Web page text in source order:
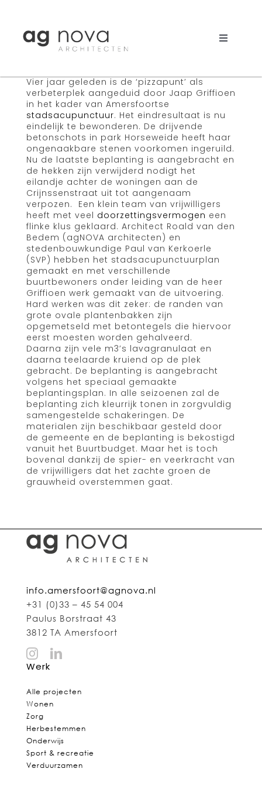
Toggle
Nieuws
Aanpak
Bureau
Search
for:
Vier jaar geleden is de ‘pizzapunt’ als
verbeterplek aangeduid door Jaap Griffioen
in het kader van Amersfoortse
stadsacupunctuur. Het eindresultaat is nu
eindelijk te bewonderen. De drijvende
betonschots in park Horseweide heeft haar
ongenaakbare stenen voorkomen ingeruild.
Nu de laatste beplanting is aangebracht en
de hekken zijn verwijderd nodigt het
eilandje achter de woningen aan de
Crijnssenstraat uit tot aangenaam
verpozen. Een klein team van vrijwilligers
heeft met veel doorzettingsvermogen een
flinke klus geklaard. Architect Roald van den
Bedem (agNOVA architecten) en
stedenbouwkundige Paul van Kerkoerle
(SVP) hebben het stadsacupunctuurplan
gemaakt en met verschillende
buurtbewoners onder leiding van de heer
Griffioen werk gemaakt van de uitvoering.
Hard werken was dit zeker: de randen van
grote ovale plantenbakken zijn
opgemetseld met betontegels die hiervoor
eerst moesten worden gehalveerd.
Daarna zijn vele m3’s lavagranulaat en
daarna teelaarde kruiend op de plek
gebracht. De beplanting is aangebracht
volgens het speciaal gemaakte
beplantingsplan. In alle seizoenen zal de
beplanting zich kleurrijk tonen in zorgvuldig
samengestelde schakeringen. De
materialen zijn beschikbaar gesteld door
de gemeente en de beplanting is bekostigd
vanuit het Buurtbudget. Maar het is toch
bovenal dankzij de spier- en veerkracht van
de vrijwilligers dat het zachte groen de
grauwheid overstemmen gaat.
info.amersfoort@agnova.nl
+31 (0)33 – 45 54 004
Paulus Borstraat 43
3812 TA Amersfoort
Werk
Alle projecten
Wonen
Zorg
Herbestemmen
Onderwijs
Sport & recreatie
Verduurzamen